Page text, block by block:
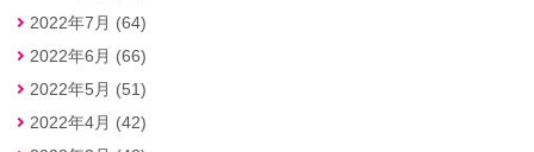
2022年7月 (64)
2022年6月 (66)
2022年5月 (51)
2022年4月 (42)